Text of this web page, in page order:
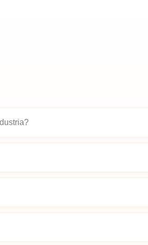
la terminología y las
el listado, el equipo puede
educativo, desde el primer